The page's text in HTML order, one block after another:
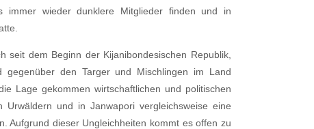
immer wieder dunklere Mitglieder finden und in
seit dem Beginn der Kijanibondesischen Republik,
den Targer und Mischlingen im Land
Lage gekommen wirtschaftlichen und politischen
und in Janwapori vergleichsweise eine
Aufgrund dieser Ungleichheiten kommt es offen zu